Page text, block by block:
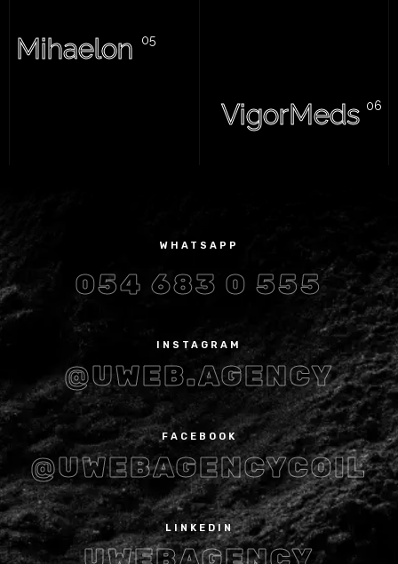
Mihaelon
VigorMeds
WHATSAPP
054 683 0 555
INSTAGRAM
@UWEB.AGENCY
FACEBOOK
@UWEBAGENCYCOIL
LINKEDIN